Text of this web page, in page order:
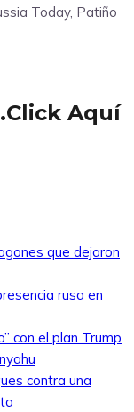
Today, Patiño
Aquí
que dejaron
rusa en
con el plan Trump
contra una